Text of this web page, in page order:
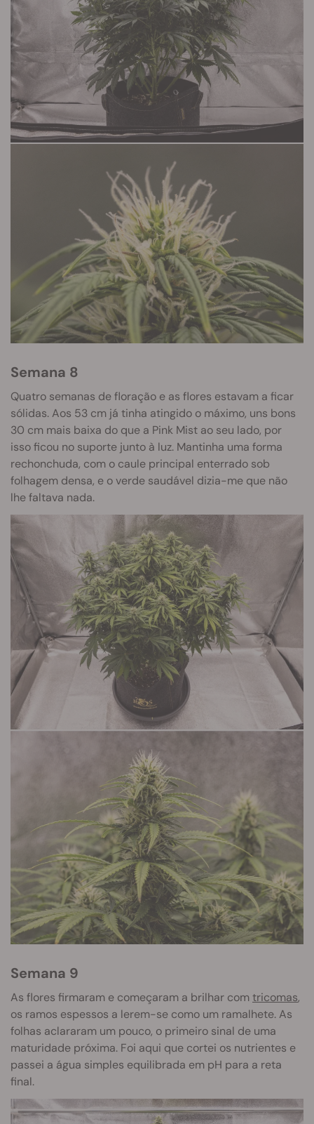
Semana 8
Quatro semanas de floração e as flores estavam a ficar
sólidas. Aos 53 cm já tinha atingido o máximo, uns bons
30 cm mais baixa do que a Pink Mist ao seu lado, por
isso ficou no suporte junto à luz. Mantinha uma forma
rechonchuda, com o caule principal enterrado sob
folhagem densa, e o verde saudável dizia-me que não
lhe faltava nada.
Semana 9
As flores firmaram e começaram a brilhar comtricomas,
os ramos espessos a lerem-se como um ramalhete. As
folhas aclararam um pouco, o primeiro sinal de uma
maturidade próxima. Foi aqui que cortei os nutrientes e
passei a água simples equilibrada em pH para a reta
final.